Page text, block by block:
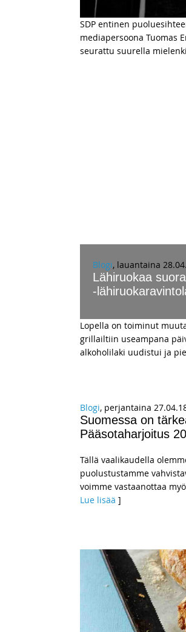
SDP entinen
mediapersoona Tuomas
seurattu suurella
Blogi, lauantaina
Lähiruokaa
-
Lopella on toiminut
grillailtiin useampana
alkoholilaki uudistui ja
Blogi, perjantaina
Suomessa on
Pääsotaharjoitus
Tällä vaalikaudella
puolustustamme
voimme vastaanottaa
Lue lisää ]